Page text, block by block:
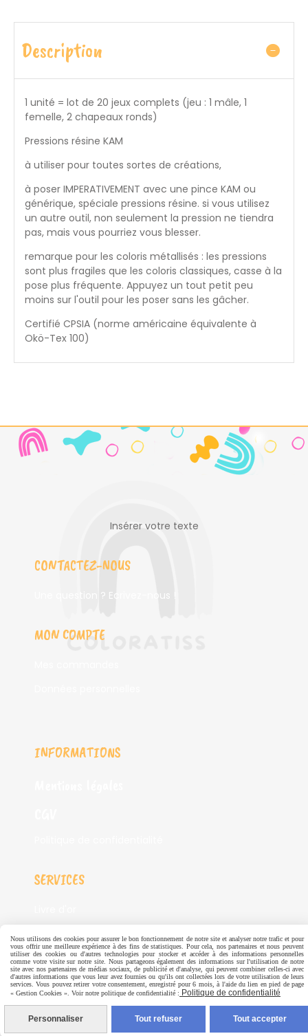
Description
1 unité = lot de 20 jeux complets (jeu : 1 mâle, 1
femelle, 2 chapeaux ronds)
Pressions résine KAM
à utiliser pour toutes sortes de créations,
à poser IMPERATIVEMENT avec une pince KAM ou
générique, spéciale pressions résine. si vous utilisez
un autre outil, non seulement la pression ne tiendra
pas, mais vous pourriez vous blesser.
remarque pour les coloris métallisés : les pressions
sont plus fragiles que les coloris classiques, casse à la
pose plus fréquente. Appuyez un tout petit peu
moins sur l'outil pour les poser sans les gâcher.
Certifié CPSIA (norme américaine équivalente à
Okö-Tex 100)
Insérer votre texte
CONTACTEZ-NOUS
Une question ? Ecrivez-nous !
MON COMPTE
INFORMATIONS
SERVICES
Facebook est désactivé. Autoriser
Pinterest est désactivé. Autoriser
Mentions Légales
Conditions générales de vente
Se rétracter
Politique de confidentialité Gestion cookies
Nous utilisons des cookies pour assurer le bon fonctionnement de notre site et analyser notre trafic et pour
vous offrir une meilleure expérience à des fins de statistiques. Pour cela, nos partenaires et nous peuvent
utiliser des cookies ou d'autres technologies pour stocker et accéder à des informations personnelles
comme votre visite sur notre site. Nous partageons également des informations sur l'utilisation de notre
site avec nos partenaires de médias sociaux, de publicité et d'analyse, qui peuvent combiner celles-ci avec
d'autres informations que vous leur avez fournies ou qu'ils ont collectées lors de votre utilisation de leurs
services. Vous pouvez retirer votre consentement, enregistré pour 6 mois, à l'aide du lien en pied de page
« Gestion Cookies ». Voir notre politique de confidentialité : Politique de confidentialité
Personnaliser Tout refuser Tout accepter